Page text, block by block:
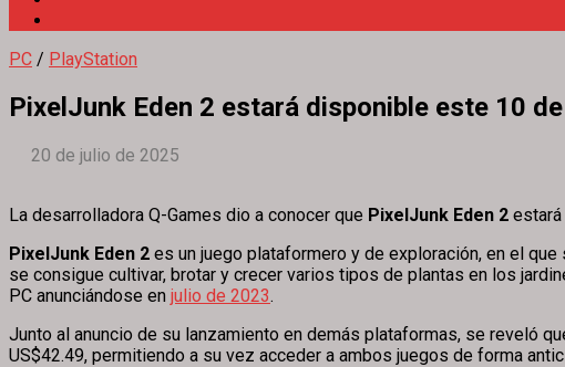
PC / PlayStation
PixelJunk Eden 2 estará disponible este 10
20 de julio de 2025
La desarrolladora Q-Games dio a conocer que PixelJunk Eden 2
PixelJunk Eden 2 es un juego plataformero y de exploración, en el
se consigue cultivar, brotar y crecer varios tipos de plantas en los
PC anunciándose en julio de 2023.
Junto al anuncio de su lanzamiento en demás plataformas, se reveló
US$42.49, permitiendo a su vez acceder a ambos juegos de forma